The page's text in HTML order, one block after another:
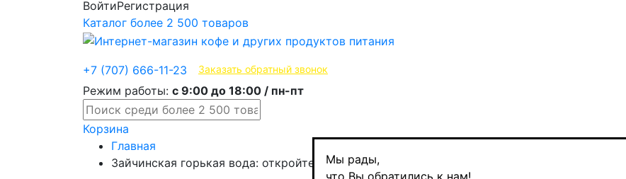
ВойтиРегистрация
Каталог более 2 500 товаров
+7 (707) 666-11-23 Заказать обратный звонок
Режим работы: с 9:00 до 18:00 / пн-пт
Корзина
Мы рады,
что Вы обратились к нам!
Главная
Зайчинская горькая вода: откройте для себя непревзойденные преимущества